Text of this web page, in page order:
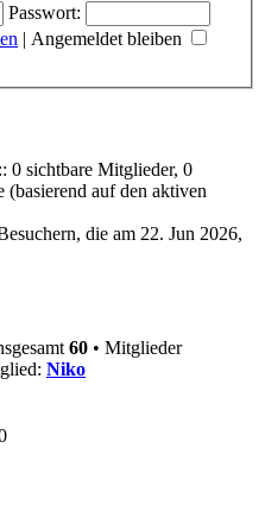
Passwort:
| Angemeldet bleiben
0 sichtbare Mitglieder, 0
auf den aktiven
die am 22. Jun 2026,
60 • Mitglieder
Niko